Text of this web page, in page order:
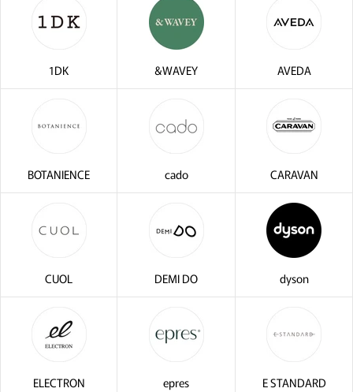
1DK &WAVEY AVEDA
BOTANIENCE cado CARAVAN
CUOL DEMI DO dyson
ELECTRON epres E STANDARD